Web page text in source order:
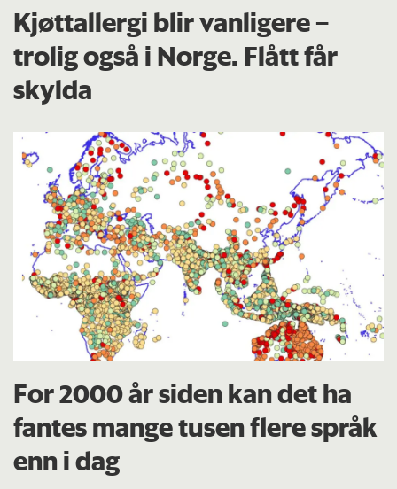
Kjøttallergi blir vanligere –
trolig også i Norge. Flått får
skylda
For 2000 år siden kan det ha
fantes mange tusen flere språk
enn i dag